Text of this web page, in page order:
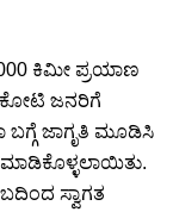
ಕಿಮೀ ಪ್ರಯಾಣ
ಕೋಟಿ ಜನರಿಗೆ
ಬಗ್ಗೆ ಜಾಗೃತಿ ಮೂಡಿಸಿ
ಸ್ವಾಗತ